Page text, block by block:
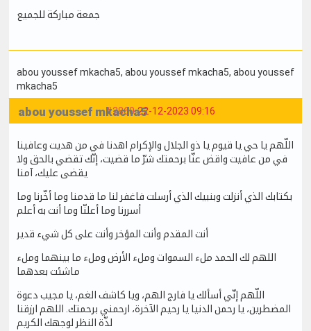
جمعة مباركة للجميع
abou youssef mkacha5, abou youssef mkacha5, abou youssef
mkacha5
#2860 22-12-2023 09:16
abou youssef mkacha5
اللّهم يا حي يا قيوم يا ذو الجلال والإكرام اهدنا في من هديت وعافينا
في من عافيت واقض عنّا برحمتك شرّ ما قضيت، إنّك تقضي بالحق ولا
يقضى عليك، آمنا
بكتابك الذي أنزلت وبنبيك الذي أرسلت فاغفر لنا ما قدمنا وما أخّرنا وما
أسررنا وما أعلنّا وما أنت به أعلم
أنت المقدم وأنت المؤخر وأنت على كل شيء قدير
اللهم لك الحمد ملء السموات وملء الأرض وملء ما بينهما وملء
ماشئت بعدهما
اللّهم إنّي أسألك يا فارج الهم، ويا كاشف الغم، يا مجيب دعوة
المضطرين، يا رحمن الدنيا يا رحيم الآخرة، ارحمني برحمتك. اللهم ارزقنا
لذّة النظر لوجهك الكريم